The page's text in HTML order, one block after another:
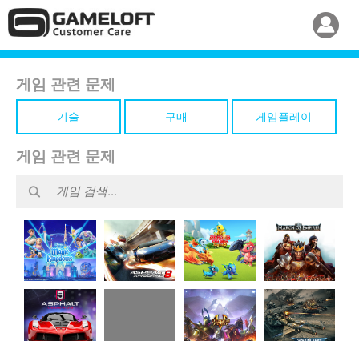
게임 관련 문제
기술 구매 게임플레이
게임 관련 문제
Disney
Magic
Kingdoms
Dragon
Mania
Legends
March of
Empires